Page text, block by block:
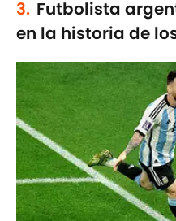
3. Futbolista
en la historia de